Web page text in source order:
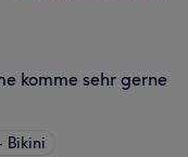
komme sehr gerne
Bikini